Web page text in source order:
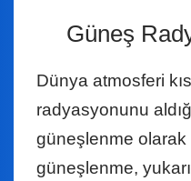
Güneş
Dünya atmosferi
radyasyonunu
güneşlenme olarak
güneşlenme,